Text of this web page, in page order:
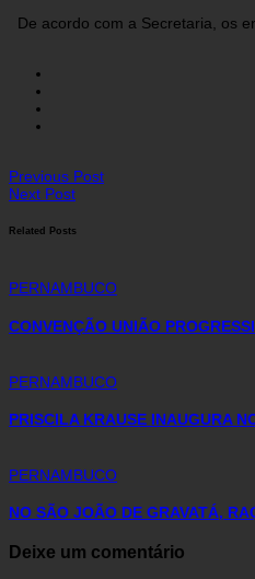
De acordo com a Secretaria, os
Previous Post
Next Post
Related Posts
PERNAMBUCO
CONVENÇÃO UNIÃO
PERNAMBUCO
PRISCILA KRAUSE INAUGURA
PERNAMBUCO
NO SÃO JOÃO DE GRAVATÁ,
Deixe um comentário